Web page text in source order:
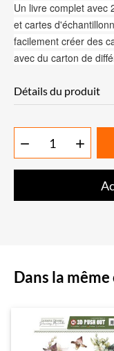
Un livre complet avec
et cartes
facilement créer des
avec du carton de
Détails du produit
 
Dans la